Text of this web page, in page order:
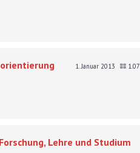
1. Januar 2013
1.07
Lehre und Studium